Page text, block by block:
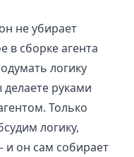
не убирает
в сборке агента
логику
руками
Только
логику,
и он сам собирает